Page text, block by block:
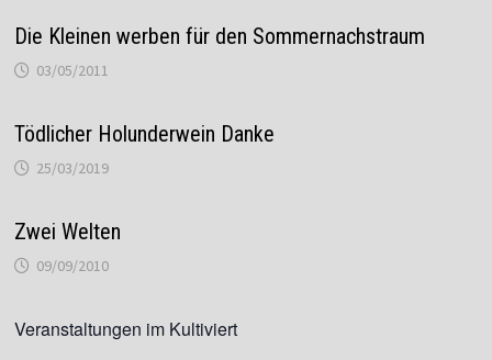
Die Kleinen werben für den Sommernachstraum
03/05/2011
Tödlicher Holunderwein Danke
25/03/2019
Zwei Welten
09/09/2010
Veranstaltungen im Kultiviert